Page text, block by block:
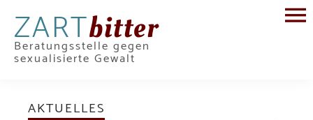
ZARTbitter
Beratungsstelle gegen
sexualisierte Gewalt
AKTUELLES